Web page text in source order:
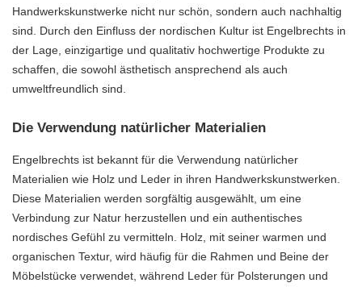
Handwerkskunstwerke nicht nur schön, sondern auch nachhaltig
sind. Durch den Einfluss der nordischen Kultur ist Engelbrechts in
der Lage, einzigartige und qualitativ hochwertige Produkte zu
schaffen, die sowohl ästhetisch ansprechend als auch
umweltfreundlich sind.
Die Verwendung natürlicher Materialien
Engelbrechts ist bekannt für die Verwendung natürlicher
Materialien wie Holz und Leder in ihren Handwerkskunstwerken.
Diese Materialien werden sorgfältig ausgewählt, um eine
Verbindung zur Natur herzustellen und ein authentisches
nordisches Gefühl zu vermitteln. Holz, mit seiner warmen und
organischen Textur, wird häufig für die Rahmen und Beine der
Möbelstücke verwendet, während Leder für Polsterungen und